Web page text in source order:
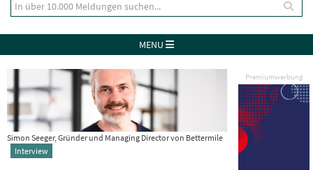
MENU
Premiumwerbung
Simon Seeger, Gründer und Managing Director von Bettermile
Interview